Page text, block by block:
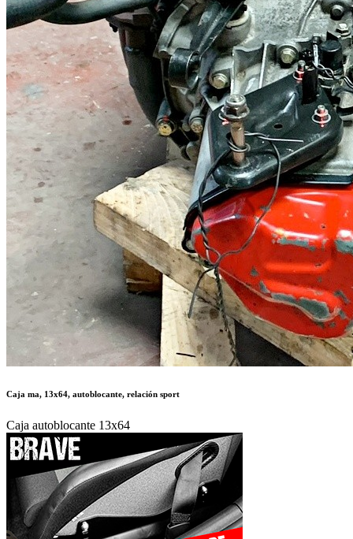
Caja ma, 13x64, autoblocante, relación sport
Caja autoblocante 13x64